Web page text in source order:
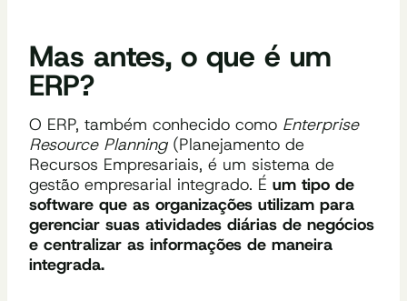
Mas antes, o que é um
ERP?
O ERP, também conhecido como Enterprise
Resource Planning(Planejamento de
Recursos Empresariais, é um sistema de
gestão empresarial integrado. É um tipo de
software que as organizações utilizam para
gerenciar suas atividades diárias de negócios
e centralizar as informações de maneira
integrada.